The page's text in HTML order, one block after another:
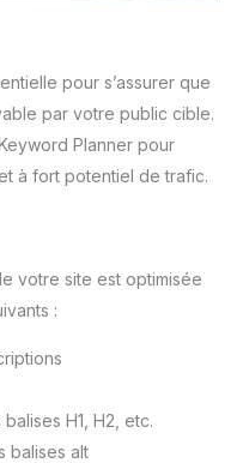
pour s’assurer que
par votre public cible.
Planner pour
à fort potentiel de trafic.
votre site est optimisée
:
H1, H2, etc.
balises alt